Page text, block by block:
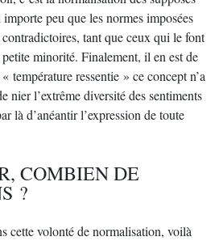
peu que les normes imposées
contradictoires, tant que ceux qui le font
minorité. Finalement, il en est de
température ressentie » ce concept n’a
nier l’extrême diversité des sentiments
là d’anéantir l’expression de toute
COMBIEN DE
?
cette volonté de normalisation, voilà